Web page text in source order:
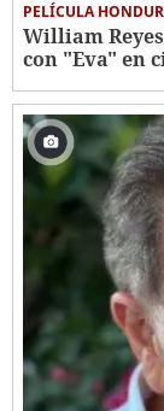
PELÍCULA
William
con "Eva" en